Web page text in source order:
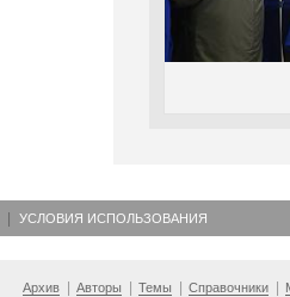
УСЛОВИЯ ИСПОЛЬЗОВАНИЯ
Архив Авторы Темы Справочники